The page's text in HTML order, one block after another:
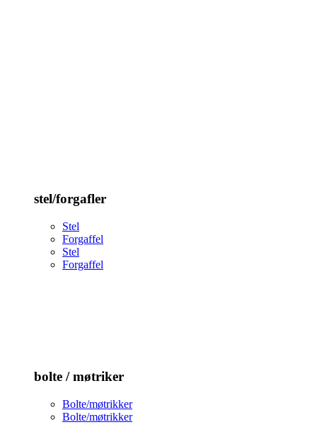
stel/forgafler
Stel
Forgaffel
Stel
Forgaffel
bolte / møtriker
Bolte/møtrikker
Bolte/møtrikker